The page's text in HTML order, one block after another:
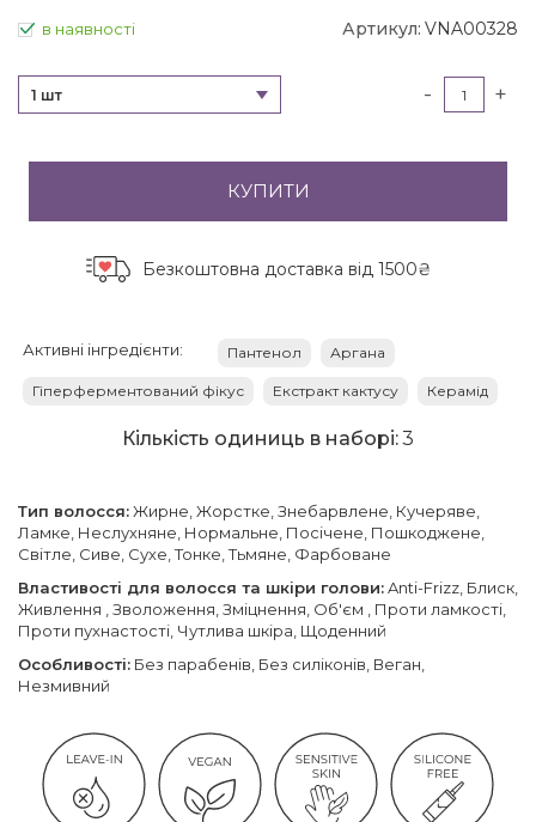
в наявності Артикул: VNA00328
1 шт - +
КУПИТИ
Безкоштовна доставка від 1500₴
Активні інгредієнти: Пантенол Аргана
Гіперферментований фікус Екстракт кактусу Керамід
Кількість одиниць в наборі:3
Тип волосся:Жирне, Жорстке, Знебарвлене, Кучеряве,
Ламке, Неслухняне, Нормальне, Посічене, Пошкоджене,
Світле, Сиве, Сухе, Тонке, Тьмяне, Фарбоване
Властивості для волосся та шкіри голови:Anti-Frizz, Блиск,
Живлення , Зволоження, Зміцнення, Об'єм , Проти ламкості,
Проти пухнастості, Чутлива шкіра, Щоденний
Особливості: Без парабенів, Без силіконів, Веган,
Незмивний